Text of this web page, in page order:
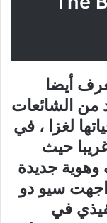
أيضا
من الشائعات
لغزا ، في
حيث
جديدة
سيو دو
في